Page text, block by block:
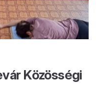
Közösségi